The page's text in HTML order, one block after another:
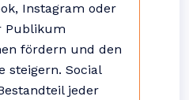
Instagram oder
Publikum
fördern und den
steigern. Social
jeder